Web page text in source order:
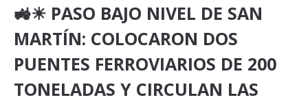
🚜☀ PASO BAJO NIVEL DE SAN
MARTÍN: COLOCARON DOS
PUENTES FERROVIARIOS DE 200
TONELADAS Y CIRCULAN LAS